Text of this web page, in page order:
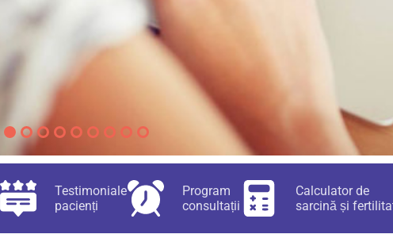
Testimoniale
pacienți
Program
consultații
Calculator de
sarcină și